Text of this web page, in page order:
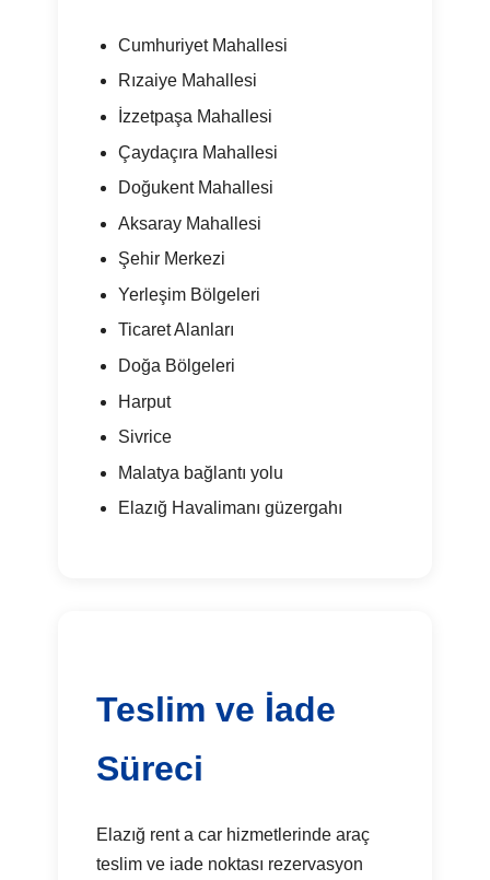
Cumhuriyet Mahallesi
Rızaiye Mahallesi
İzzetpaşa Mahallesi
Çaydaçıra Mahallesi
Doğukent Mahallesi
Aksaray Mahallesi
Şehir Merkezi
Yerleşim Bölgeleri
Ticaret Alanları
Doğa Bölgeleri
Harput
Sivrice
Malatya bağlantı yolu
Elazığ Havalimanı güzergahı
Teslim ve İade
Süreci
Elazığ rent a car hizmetlerinde araç
teslim ve iade noktası rezervasyon